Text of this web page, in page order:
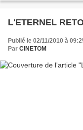
L'ETERNEL
Publié le 02/11/2010 à
Par CINETOM